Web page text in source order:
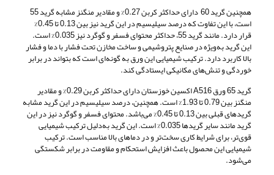
همچنین گرید 60 دارای حداکثر کربن 0.27% و مقادیر منگنز مشابه گرید 55
است، با این تفاوت که درصد سیلیسیم در این گرید نیز بین 0.13 تا 0.45%
قرار دارد. مانند گرید 55، حداکثر محتوای فسفر و گوگرد نیز 0.035% است.
این گرید به‌ویژه در صنایع پتروشیمی و ساخت مخازن تحت فشار با دما و فشار
بالا کاربرد دارد. ترکیب شیمیایی این ورق به گونه‌ای است که بتواند در برابر
خوردگی و تنش‌های مکانیکی ایستادگی کند.
گرید 65 ورق A516 اکسین خوزستان دارای حداکثر کربن 0.29% و مقادیر
منگنز بین 0.79 تا 1.93% است. همچنین، درصد سیلیسیم در این گرید مشابه
گریدهای قبلی بین 0.13 تا 0.45% می‌باشد. محتوای فسفر و گوگرد نیز در این
گرید مانند سایر گریدها 0.035% است. این گرید به‌دلیل ترکیب شیمیایی
قوی‌تر، برای شرایط کاری سخت‌تر و در دماهای بالا مناسب است. ترکیب
شیمیایی این محصول باعث افزایش استحکام و مقاومت در برابر شکستگی
می‌شود.